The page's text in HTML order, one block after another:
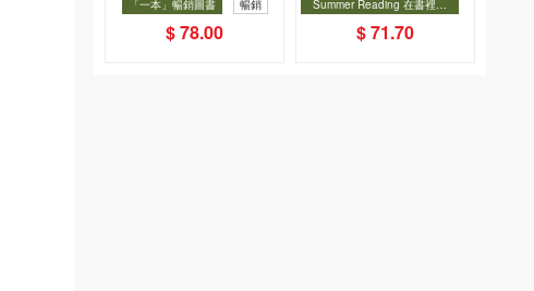
「一本」暢銷圖書 暢銷
$ 78.00
（星星篇）
Summer Reading 在書裡度
選圖書67折
暢銷
$ 71.70